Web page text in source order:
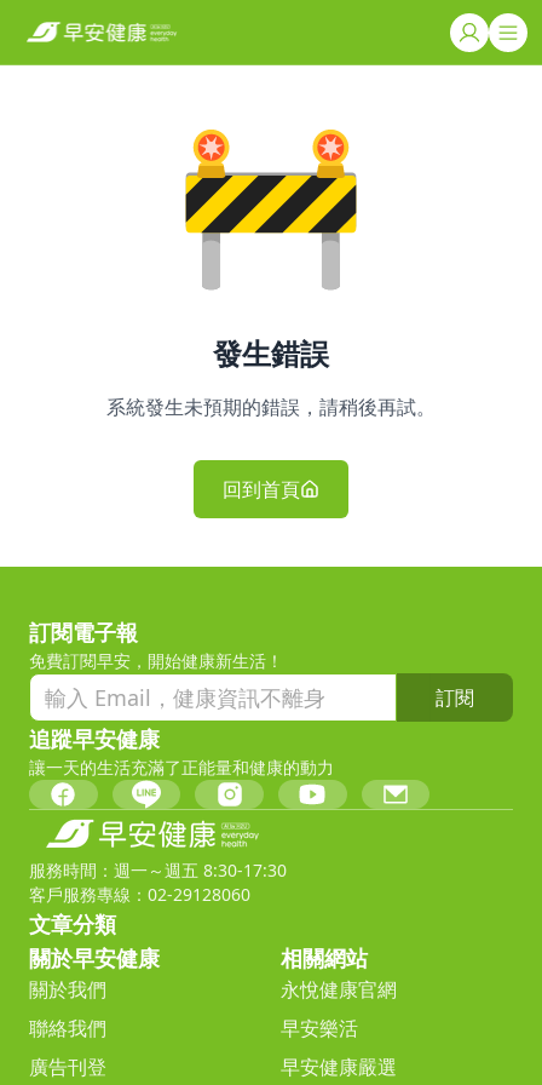
發生錯誤
系統發生未預期的錯誤，請稍後再試。
回到首頁
訂閱電子報
免費訂閱早安，開始健康新生活！
訂閱
追蹤早安健康
讓一天的生活充滿了正能量和健康的動力
服務時間：週一～週五 8:30-17:30
客戶服務專線：02-29128060
文章分類
關於早安健康
關於我們
聯絡我們
廣告刊登
相關網站
永悅健康官網
早安樂活
早安健康嚴選